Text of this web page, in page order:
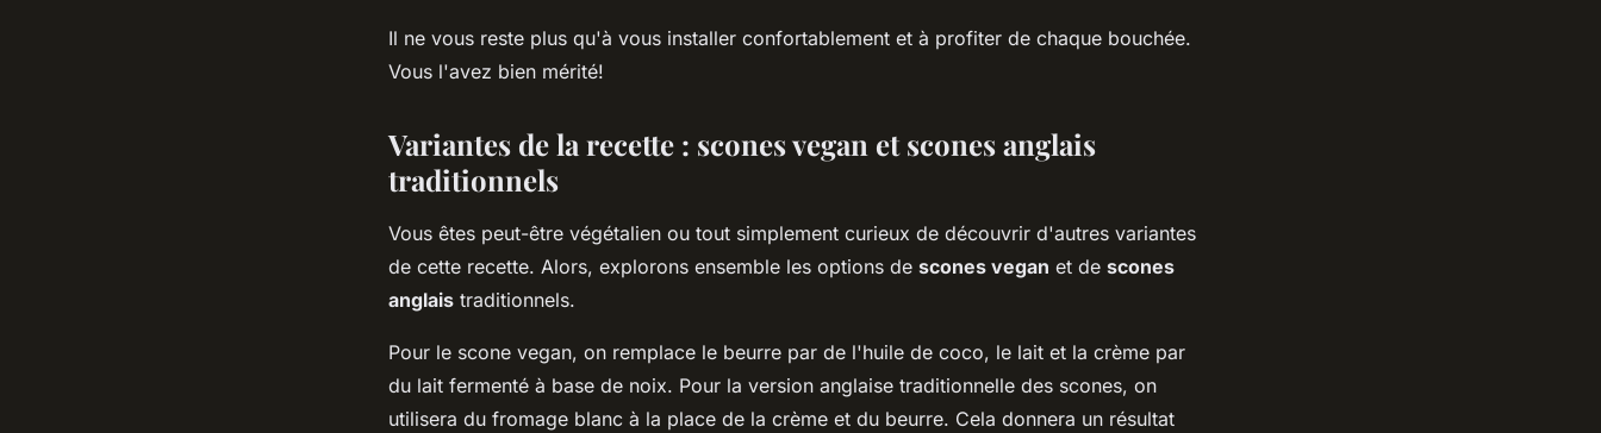
Il ne vous reste plus qu'à vous installer confortablement et à profiter de chaque bouchée.
Vous l'avez bien mérité!
Variantes de la recette : scones vegan et scones anglais
traditionnels
Vous êtes peut-être végétalien ou tout simplement curieux de découvrir d'autres variantes
de cette recette. Alors, explorons ensemble les options de scones vegan et de scones
anglais traditionnels.
Pour le scone vegan, on remplace le beurre par de l'huile de coco, le lait et la crème par
du lait fermenté à base de noix. Pour la version anglaise traditionnelle des scones, on
utilisera du fromage blanc à la place de la crème et du beurre. Cela donnera un résultat